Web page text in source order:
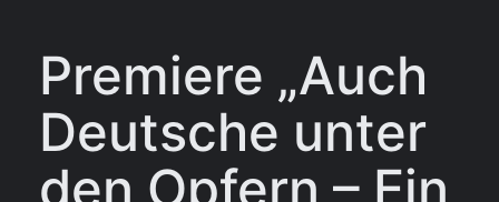
Premiere „Auch
Deutsche unter
den Opfern – Ein